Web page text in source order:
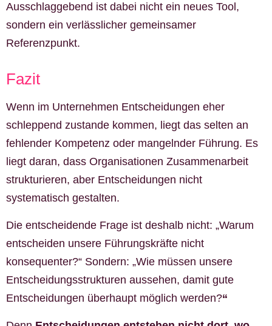
Ausschlaggebend ist dabei nicht ein neues Tool,
sondern ein verlässlicher gemeinsamer
Referenzpunkt.
Fazit
Wenn im Unternehmen Entscheidungen eher
schleppend zustande kommen, liegt das selten an
fehlender Kompetenz oder mangelnder Führung. Es
liegt daran, dass Organisationen Zusammenarbeit
strukturieren, aber Entscheidungen nicht
systematisch gestalten.
Die entscheidende Frage ist deshalb nicht: „Warum
entscheiden unsere Führungskräfte nicht
konsequenter?“ Sondern: „Wie müssen unsere
Entscheidungsstrukturen aussehen, damit gute
Entscheidungen überhaupt möglich werden?“